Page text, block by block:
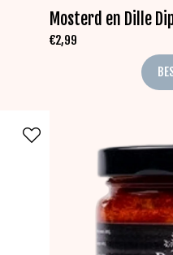
Mosterd en Dille
€2,99